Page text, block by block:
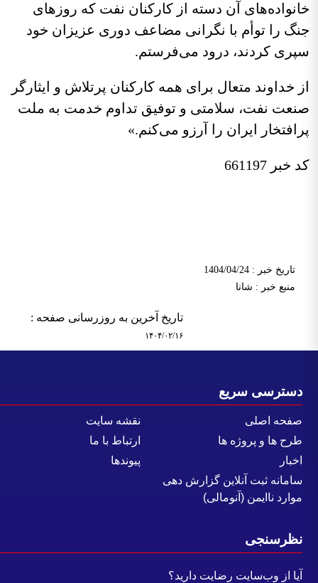
آن دسته از کارکنان نفت که روزهای
را توأم با نگرانی مضاعف دوری عزیزان خود
کردند، درود می‌فرستم.
خداوند متعال برای همه کارکنان پرتلاش و ایثارگر
نفت، سلامتی و توفیق تداوم خدمت به ملت
ایران را آرزو می‌کنم.»
661197
تاریخ خبر : 1404/04/24
منبع خبر : شانا
تاریخ آخرین به روزرسانی صفحه :
۱۴۰۴/۰۲/۱۶
سریع
اصلی
ها و پروژه ها
ثبت آنلاین گزارش دهی
ناایمن (آنومالی)
نقشه سایت
ارتباط با ما
پیوندها
از وب‌سایت رضایت دارید؟